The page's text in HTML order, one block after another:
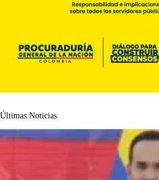
Últimas Noticias